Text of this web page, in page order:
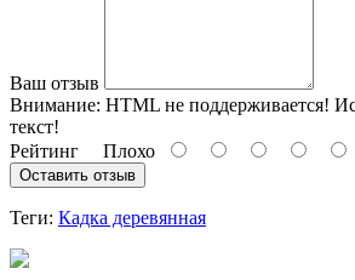
Ваш отзыв
Внимание: HTML не поддерживается!
текст!
Рейтинг Плохо
Оставить отзыв
Теги: Кадка деревянная